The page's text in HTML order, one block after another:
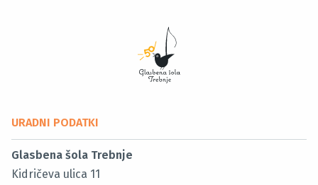
URADNI PODATKI
Glasbena šola Trebnje
Kidričeva ulica 11